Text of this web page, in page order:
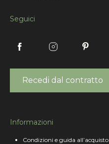
Seguici
Recedi dal contratto
Informazioni
Condizioni e guida all’acquisto